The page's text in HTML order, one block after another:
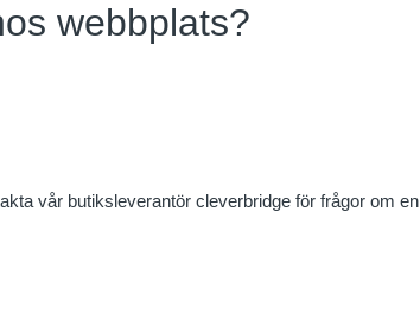
webbplats?
vår butiksleverantör cleverbridge för frågor om en